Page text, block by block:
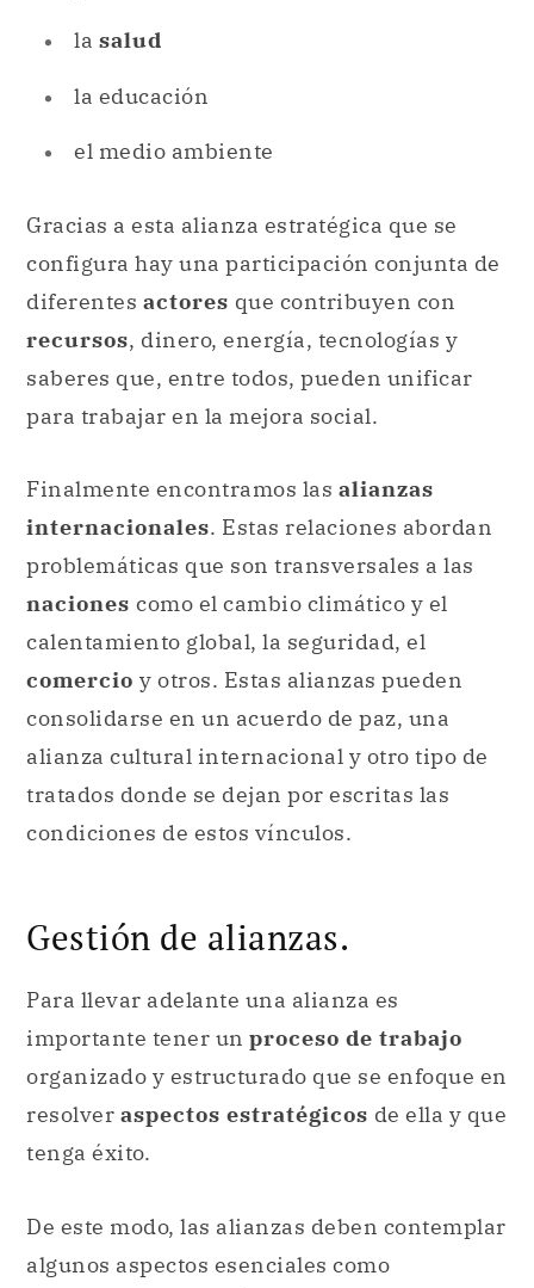
la salud
la educación
el medio ambiente
Gracias a esta alianza estratégica que se
configura hay una participación conjunta de
diferentes actores que contribuyen con
recursos, dinero, energía, tecnologías y
saberes que, entre todos, pueden unificar
para trabajar en la mejora social.
Finalmente encontramos las alianzas
internacionales. Estas relaciones abordan
problemáticas que son transversales a las
naciones como el cambio climático y el
calentamiento global, la seguridad, el
comercio y otros. Estas alianzas pueden
consolidarse en un acuerdo de paz, una
alianza cultural internacional y otro tipo de
tratados donde se dejan por escritas las
condiciones de estos vínculos.
Gestión de alianzas.
Para llevar adelante una alianza es
importante tener un proceso de trabajo
organizado y estructurado que se enfoque en
resolver aspectos estratégicos de ella y que
tenga éxito.
De este modo, las alianzas deben contemplar
algunos aspectos esenciales como